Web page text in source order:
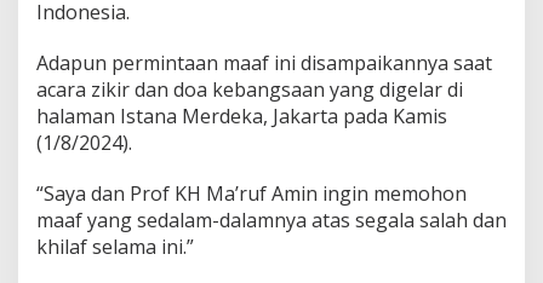
M
n
t
a
a
f
Indonesia.
Adapun permintaan maaf ini disampaikannya saat
acara zikir dan doa kebangsaan yang digelar di
halaman Istana Merdeka, Jakarta pada Kamis
(1/8/2024).
“Saya dan Prof KH Ma’ruf Amin ingin memohon
maaf yang sedalam-dalamnya atas segala salah dan
khilaf selama ini.”